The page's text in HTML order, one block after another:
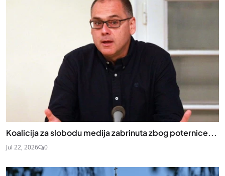
Koalicija za slobodu medija zabrinuta zbog poternice...
Jul 22, 2026 0